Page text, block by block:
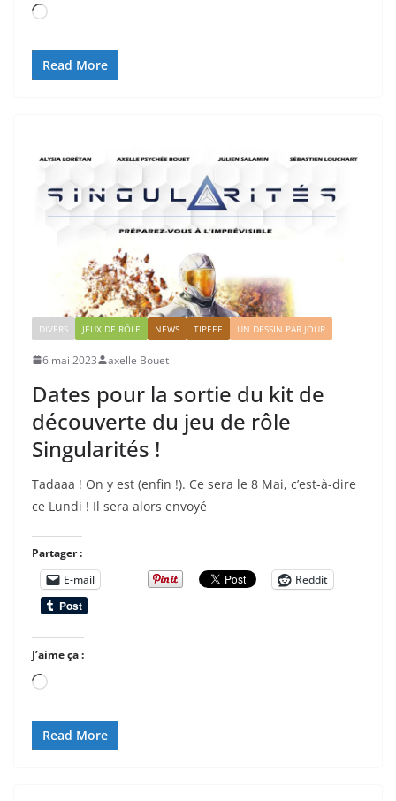
Chargement…
Read More
DIVERS JEUX DE RÔLE NEWS TIPEEE UN DESSIN PAR JOUR
6 mai 2023 axelle Bouet
Dates pour la sortie du kit de
découverte du jeu de rôle
Singularités !
Tadaaa ! On y est (enfin !). Ce sera le 8 Mai, c’est-à-dire
ce Lundi ! Il sera alors envoyé
Partager :
E-mail
Reddit
J’aime ça :
Chargement…
Read More